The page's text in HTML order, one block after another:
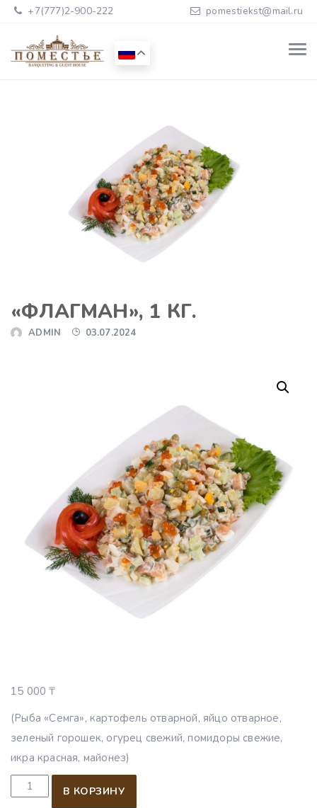
+7(777)2-900-222 pomestiekst@mail.ru
«ФЛАГМАН», 1 КГ.
ADMIN 03.07.2024
15 000₸
(Рыба «Семга», картофель отварной, яйцо отварное,
зеленый горошек, огурец свежий, помидоры свежие,
икра красная, майонез)
Количество товара «Флагман», 1 кг.
В КОРЗИНУ